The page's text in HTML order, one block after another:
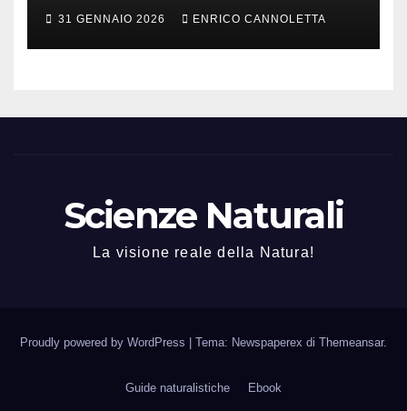
31 GENNAIO 2026 ENRICO CANNOLETTA
Scienze Naturali
La visione reale della Natura!
Proudly powered by WordPress | Tema: Newspaperex di Themeansar.
Guide naturalistiche Ebook